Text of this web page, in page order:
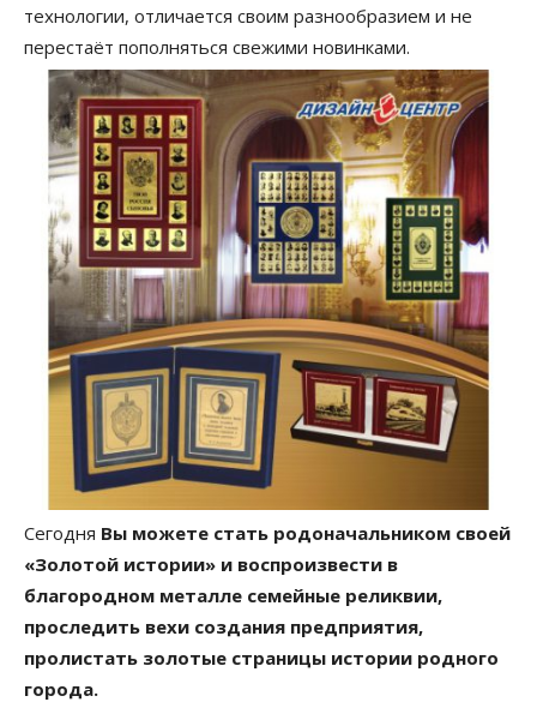
технологии, отличается своим разнообразием и не
перестаёт пополняться свежими новинками.
Сегодня Вы можете стать родоначальником своей
«Золотой истории» и воспроизвести в
благородном металле семейные реликвии,
проследить вехи создания предприятия,
пролистать золотые страницы истории родного
города.